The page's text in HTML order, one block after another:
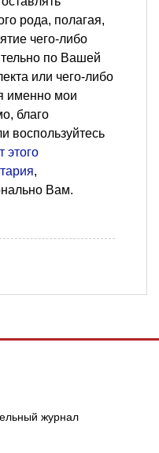
рода, полагая,
чего-либо
по Вашей
или чего-либо
именно мои
благо
воспользуйтесь
этого
,
Вам.
журнал